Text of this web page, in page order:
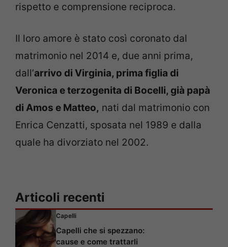
rispetto e comprensione reciproca.
Il loro amore è stato così coronato dal
matrimonio nel 2014 e, due anni prima,
dall’arrivo di Virginia, prima figlia di
Veronica e terzogenita di Bocelli, già papà
di Amos e Matteo, nati dal matrimonio con
Enrica Cenzatti, sposata nel 1989 e dalla
quale ha divorziato nel 2002.
Articoli recenti
Capelli
Capelli che si spezzano:
cause e come trattarli